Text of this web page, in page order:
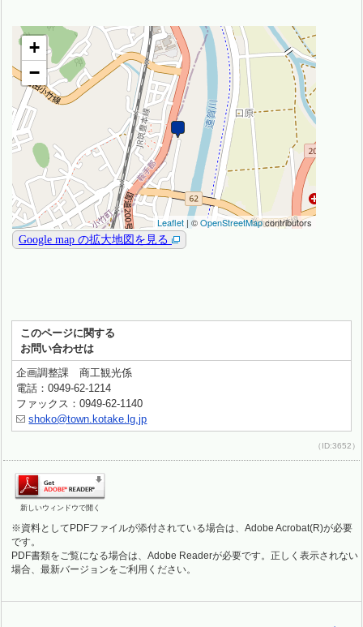
このページに関する
お問い合わせは
企画調整課 商工観光係
電話：0949-62-1214
ファックス：0949-62-1140
shoko@town.kotake.lg.jp
（ID:3652）
新しいウィンドウで開く
※資料としてPDFファイルが添付されている場合は、Adobe Acrobat(R)が必要
です。
PDF書類をご覧になる場合は、Adobe Readerが必要です。正しく表示されない
場合、最新バージョンをご利用ください。